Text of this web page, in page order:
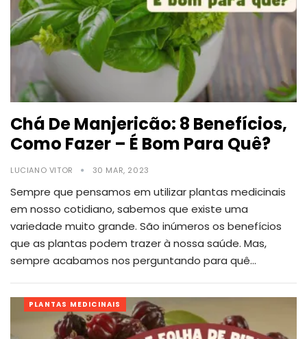
Chá De Manjericão: 8 Benefícios,
Como Fazer – É Bom Para Quê?
LUCIANO VITOR 30 MAR, 2023
Sempre que pensamos em utilizar plantas medicinais
em nosso cotidiano, sabemos que existe uma
variedade muito grande. São inúmeros os benefícios
que as plantas podem trazer à nossa saúde. Mas,
sempre acabamos nos perguntando para quê…
PLANTAS MEDICINAIS